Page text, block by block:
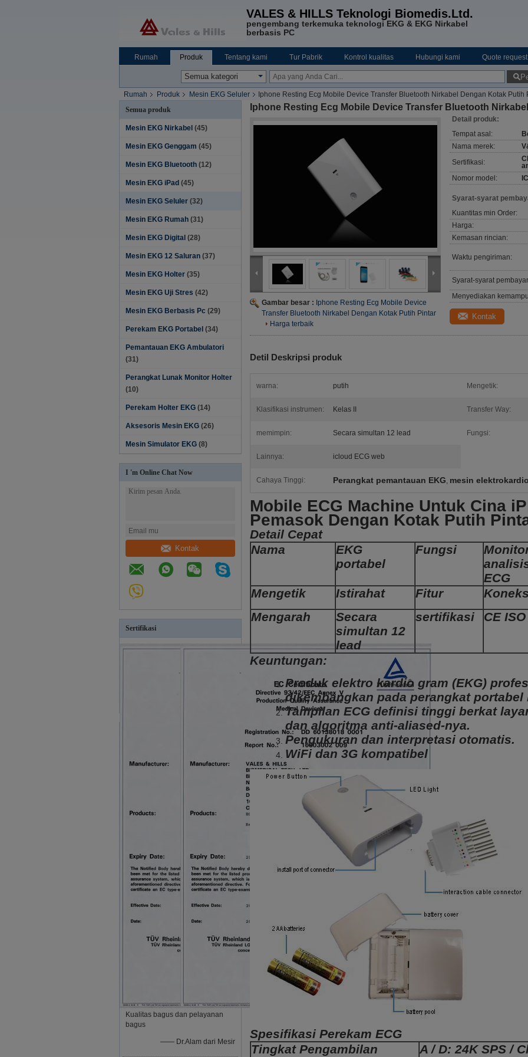
VALES & HILLS Teknologi Biomedis.Ltd.
pengembang terkemuka teknologi EKG & EKG Nirkabel
berbasis PC
Rumah Produk Tentang kami Tur Pabrik Kontrol kualitas Hubungi kami Quote
Rumah Produk Mesin EKG Seluler Iphone Resting Ecg Mobile Device Transfer Bluetooth Nirkabel Dengan Kotak Putih
Semua produk
Mesin EKG Nirkabel (45)
Mesin EKG Genggam (45)
Mesin EKG Bluetooth (12)
Mesin EKG iPad (45)
Mesin EKG Seluler (32)
Mesin EKG Rumah (31)
Mesin EKG Digital (28)
Mesin EKG 12 Saluran (37)
Mesin EKG Holter (35)
Mesin EKG Uji Stres (42)
Mesin EKG Berbasis Pc (29)
Perekam EKG Portabel (34)
Pemantauan EKG Ambulatori
(31)
Perangkat Lunak Monitor Holter‎
(10)
Perekam Holter EKG (14)
Aksesoris Mesin EKG (26)
Mesin Simulator EKG (8)
I 'm Online Chat Now
Kontak
Sertifikasi
Kualitas bagus dan pelayanan
bagus
—— Dr.Alam dari Mesir
Iphone Resting Ecg Mobile Device Transfer Bluetooth
Gambar besar : Iphone Resting Ecg Mobile Device
Transfer Bluetooth Nirkabel Dengan Kotak Putih Pintar
Harga terbaik
Detail produk:
Tempat asal:
Nama merek:
Sertifikasi:
Nomor model:
Syarat-syarat
Kuantitas min Order:
Harga:
Kemasan rincian:
Waktu pengiriman:
Syarat-syarat
Menyediakan
Kontak
Detil Deskripsi produk
warna: putih Mengetik:
Klasifikasi instrumen: Kelas II Transfer Way:
memimpin: Secara simultan 12 lead Fungsi:
Lainnya: icloud ECG web
Cahaya Tinggi: Perangkat pemantauan EKG, mesin
Mobile ECG Machine Untuk Cina
Pemasok Dengan Kotak Putih
Detail Cepat
Nama
EKG
portabel
Fungsi
ECG
Mengetik
Istirahat Fitur
Mengarah
Secara
simultan 12
lead
sertifikasi CE ISO
Keuntungan:
Produk elektro kardio gram (EKG)
dikembangkan pada perangkat portabel
Tampilan ECG definisi tinggi berkat
dan algoritma anti-aliased-nya.
Pengukuran dan interpretasi otomatis.
WiFi dan 3G kompatibel
Spesifikasi Perekam ECG
Tingkat Pengambilan
A / D: 24K SPS /